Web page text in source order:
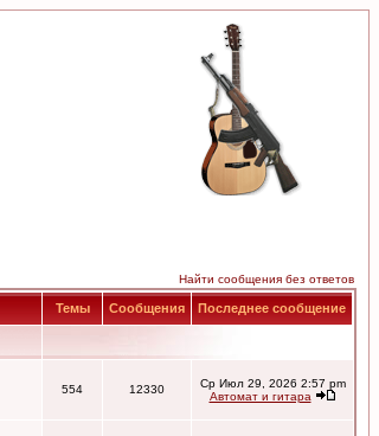
Найти сообщения без ответов
Темы Сообщения Последнее сообщение
554 12330
Ср Июл 29, 2026 2:57 pm
Автомат и гитара